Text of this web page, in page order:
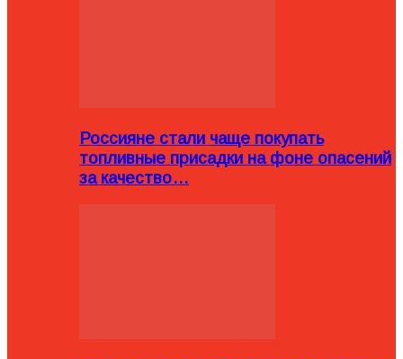
Россияне стали чаще покупать
топливные присадки на фоне опасений
за качество…